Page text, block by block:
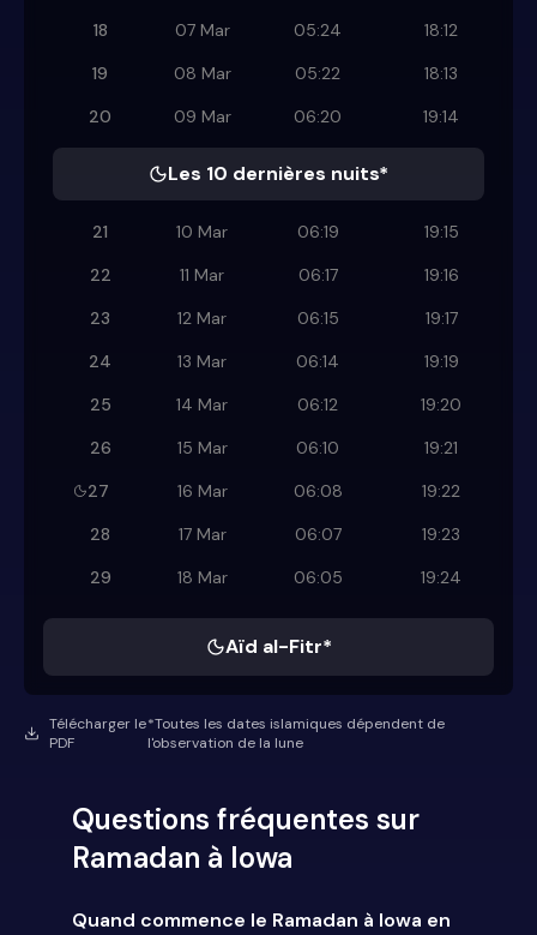
18
07 Mar 05:24
18:12
19
08 Mar 05:22
18:13
20
09 Mar 06:20 19:14
Les 10 dernières nuits*
21 10 Mar 06:19
19:15
22
11 Mar 06:17
19:16
23
12 Mar 06:15
19:17
24
13 Mar 06:14
19:19
25
14 Mar 06:12
19:20
26
15 Mar 06:10
19:21
27
16 Mar 06:08
19:22
28
17 Mar 06:07
19:23
29
18 Mar 06:05 19:24
Aïd al-Fitr*
Télécharger le
PDF
*Toutes les dates islamiques dépendent de
l'observation de la lune
Questions fréquentes sur
Ramadan à Iowa
Quand commence le Ramadan à Iowa en